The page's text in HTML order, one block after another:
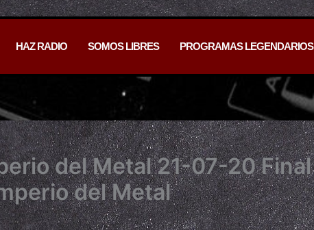
HAZ RADIO SOMOS LIBRES PROGRAMAS LEGENDARIOS
del Metal 21-07-20 Final
del Metal